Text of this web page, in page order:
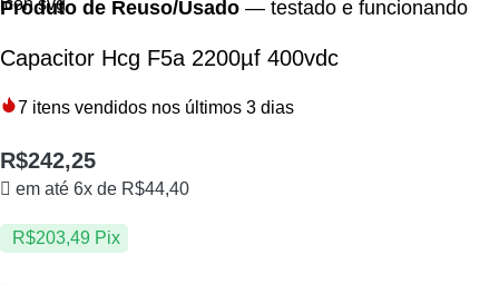
Produto de Reuso/Usado — testado e funcionando
Capacitor Hcg F5a 2200µf 400vdc
7 itens vendidos nos últimos 3 dias
R$242,25
em até 6x de R$44,40
R$203,49 Pix